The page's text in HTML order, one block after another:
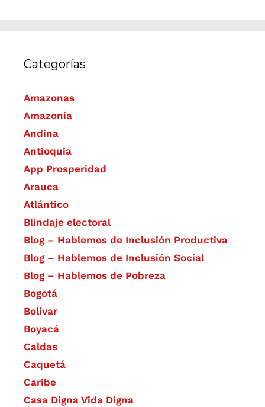
Categorías
Amazonas
Amazonia
Andina
Antioquia
App Prosperidad
Arauca
Atlántico
Blindaje electoral
Blog – Hablemos de Inclusión Productiva
Blog – Hablemos de Inclusión Social
Blog – Hablemos de Pobreza
Bogotá
Bolívar
Boyacá
Caldas
Caquetá
Caribe
Casa Digna Vida Digna